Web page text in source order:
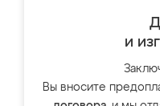
и
Вы вносите